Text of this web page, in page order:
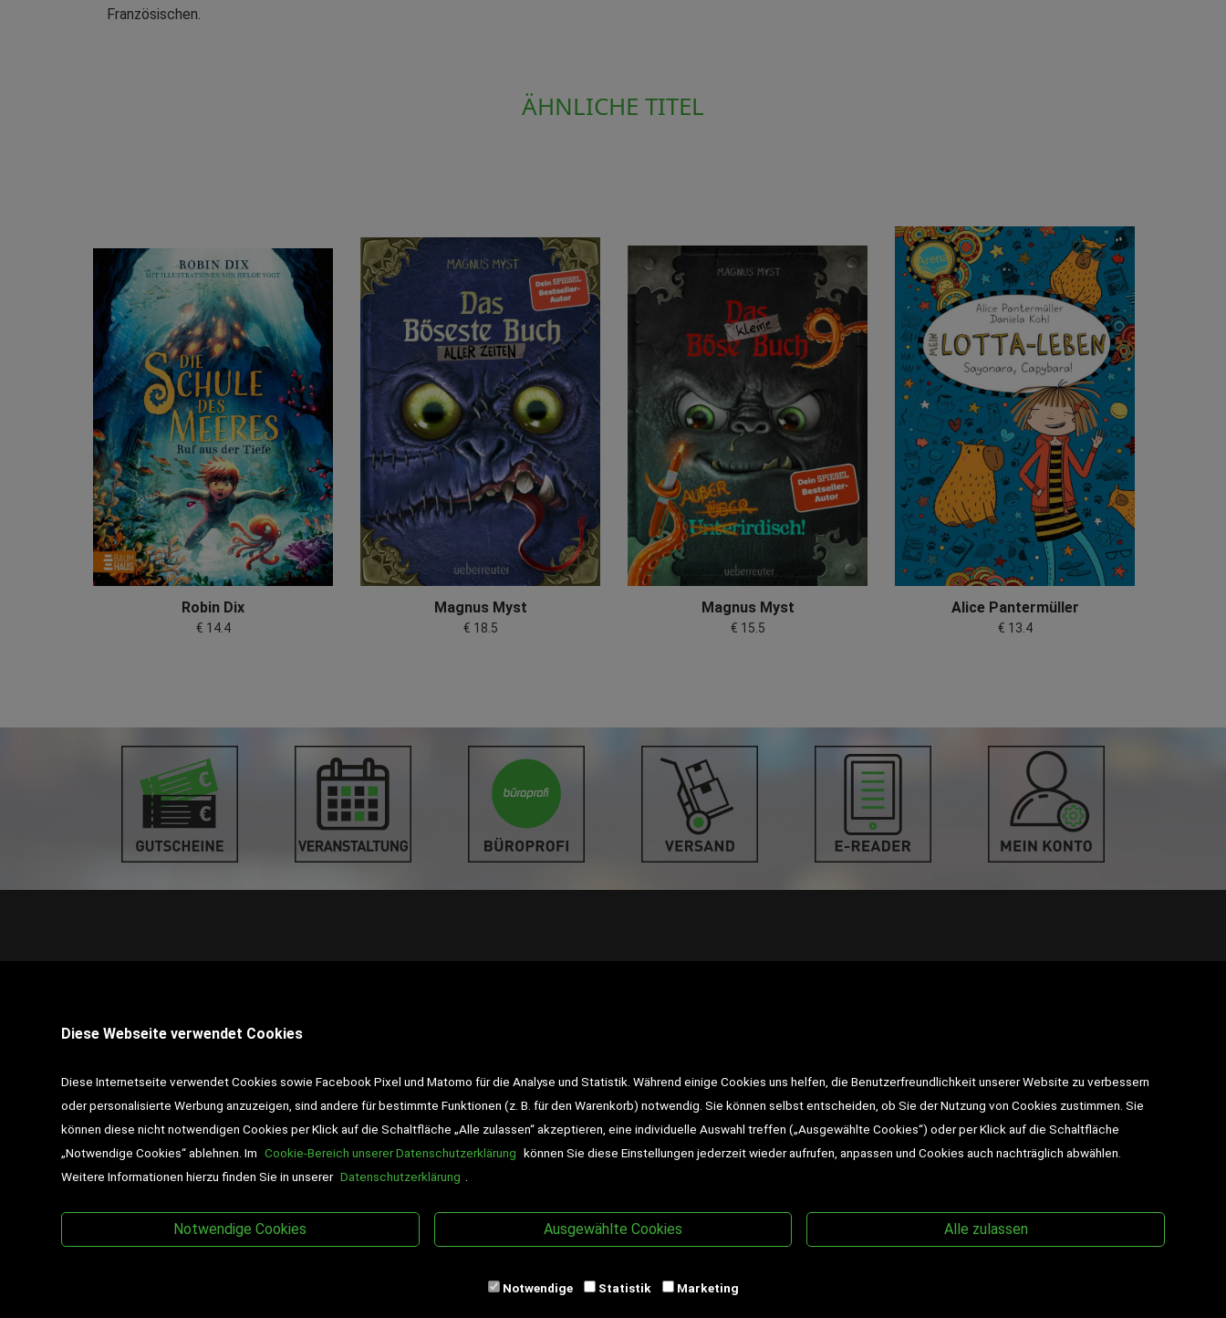
Französischen.
ÄHNLICHE TITEL
Robin Dix
€ 14.4
Magnus Myst
€ 18.5
Magnus Myst
€ 15.5
Alice Pantermüller
€ 13.4
7423 Pinkafeld
pinkafeld@desch-drexler.at
Wir liefern ausschließlich nach
Impressum AGB Datenschutz
Widerrufsrecht Gutscheine BESUCHEN SIE UNS
Diese Webseite verwendet Cookies
Diese Internetseite verwendet Cookies sowie Facebook Pixel und Matomo für die Analyse und Statistik. Während einige Cookies uns helfen, die Benutzerfreundlichkeit unserer Website zu verbessern
oder personalisierte Werbung anzuzeigen, sind andere für bestimmte Funktionen (z. B. für den Warenkorb) notwendig. Sie können selbst entscheiden, ob Sie der Nutzung von Cookies zustimmen. Sie
können diese nicht notwendigen Cookies per Klick auf die Schaltfläche „Alle zulassen“ akzeptieren, eine individuelle Auswahl treffen („Ausgewählte Cookies“) oder per Klick auf die Schaltfläche
„Notwendige Cookies“ ablehnen. Im Cookie-Bereich unserer Datenschutzerklärung können Sie diese Einstellungen jederzeit wieder aufrufen, anpassen und Cookies auch nachträglich abwählen.
Weitere Informationen hierzu finden Sie in unserer Datenschutzerklärung
Notwendige Cookies Ausgewählte Cookies Alle zulassen
Notwendige Statistik Marketing